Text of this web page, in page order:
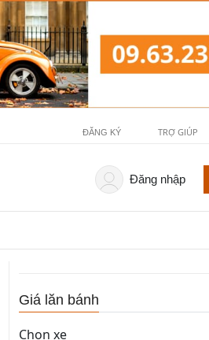
ĐĂNG KÝ TRỢ GIÚP
Đăng nhập
Giá lăn bánh
Chọn xe